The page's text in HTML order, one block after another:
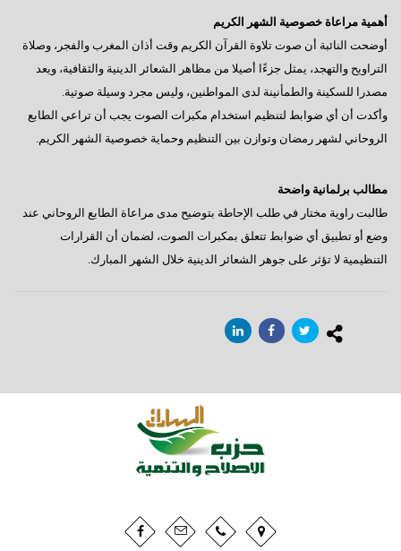
أهمية مراعاة خصوصية الشهر الكريم
أوضحت النائبة أن صوت تلاوة القرآن الكريم وقت أذان المغرب والفجر، وصلاة
التراويح والتهجد، يمثل جزءًا أصيلا من مظاهر الشعائر الدينية والثقافية، ويعد
مصدرا للسكينة والطمأنينة لدى المواطنين، وليس مجرد وسيلة صوتية.
وأكدت أن أي ضوابط لتنظيم استخدام مكبرات الصوت يجب أن تراعي الطابع
الروحاني لشهر رمضان وتوازن بين التنظيم وحماية خصوصية الشهر الكريم.
مطالب برلمانية واضحة
طالبت راوية مختار في طلب الإحاطة بتوضيح مدى مراعاة الطابع الروحاني عند
وضع أو تطبيق أي ضوابط تتعلق بمكبرات الصوت، لضمان أن القرارات
التنظيمية لا تؤثر على جوهر الشعائر الدينية خلال الشهر المبارك.